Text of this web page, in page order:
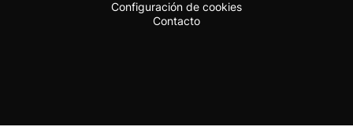
Configuración de cookies
Contacto